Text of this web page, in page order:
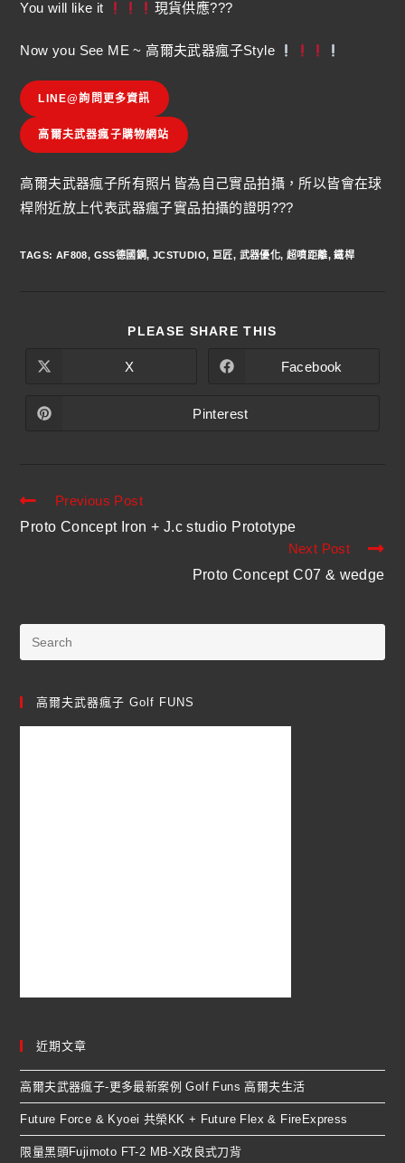
You will like it 現貨供應???
Now you See ME ~ 高爾夫武器瘋子Style
LINE@詢問更多資訊
高爾夫武器瘋子購物網站
高爾夫武器瘋子所有照片皆為自己實品拍攝，所以皆會在球
桿附近放上代表武器瘋子實品拍攝的證明???
TAGS: AF808, GSS德國鋼, JCSTUDIO, 巨匠, 武器優化, 超噴距離, 鐵桿
PLEASE SHARE THIS
X Facebook
Pinterest
Previous Post
Proto Concept Iron + J.c studio Prototype
Next Post
Proto Concept C07 & wedge
高爾夫武器瘋子 Golf FUNS
近期文章
高爾夫武器瘋子-更多最新案例 Golf Funs 高爾夫生活
Future Force & Kyoei 共榮KK + Future Flex & FireExpress
限量黑頭Fujimoto FT-2 MB-X改良式刀背